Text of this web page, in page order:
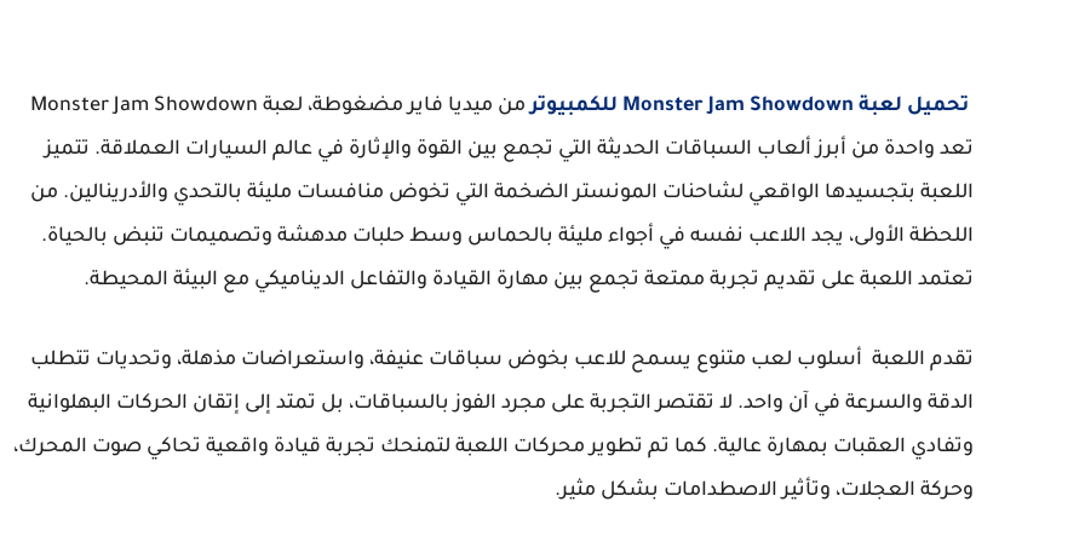
تحميل لعبة Monster Jam Showdown للكمبيوتر
من ميديا فاير مضغوطة، لعبة Monster Jam Showdown
تعد واحدة من أبرز ألعاب السباقات الحديثة التي تجمع بين القوة والإثارة في عالم السيارات العملاقة. تتميز
اللعبة بتجسيدها الواقعي لشاحنات المونستر الضخمة التي تخوض منافسات مليئة بالتحدي والأدرينالين. من
اللحظة الأولى، يجد اللاعب نفسه في أجواء مليئة بالحماس وسط حلبات مدهشة وتصميمات تنبض بالحياة.
تعتمد اللعبة على تقديم تجربة ممتعة تجمع بين مهارة القيادة والتفاعل الديناميكي مع البيئة المحيطة.
تقدم اللعبة أسلوب لعب متنوع يسمح للاعب بخوض سباقات عنيفة، واستعراضات مذهلة، وتحديات تتطلب
الدقة والسرعة في آن واحد. لا تقتصر التجربة على مجرد الفوز بالسباقات، بل تمتد إلى إتقان الحركات البهلوانية
وتفادي العقبات بمهارة عالية. كما تم تطوير محركات اللعبة لتمنحك تجربة قيادة واقعية تحاكي صوت المحرك،
وحركة العجلات، وتأثير الاصطدامات بشكل مثير.